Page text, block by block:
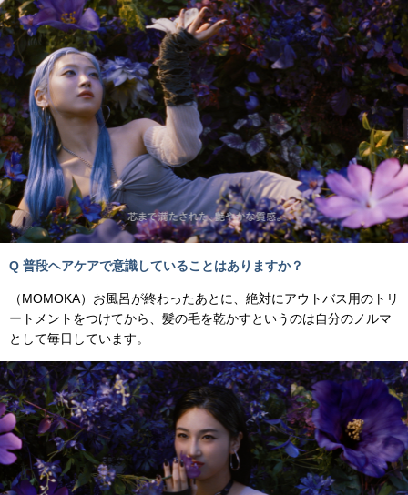
Q 普段ヘアケアで意識していることはありますか？
（MOMOKA）お風呂が終わったあとに、絶対にアウトバス用のトリ
ートメントをつけてから、髪の毛を乾かすというのは自分のノルマ
として毎日しています。